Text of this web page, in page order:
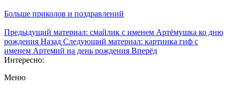
Больше приколов и поздравлений
Предыдущий материал: смайлик с именем Артёмушка ко дню
рождения Назад Следующий материал: картинка гиф с
именем Артемий на день рождения Вперёд
Интересно:
Меню